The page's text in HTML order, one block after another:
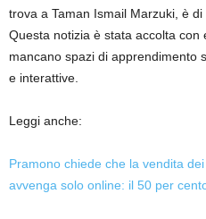
trova a Taman Ismail Marzuki, è
Questa notizia è stata accolta
mancano spazi di apprendimento
e interattive.
Leggi anche:
Pramono chiede che la vendita
avvenga solo online: il 50 per